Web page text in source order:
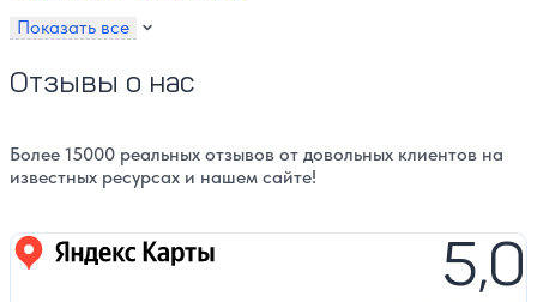
Показать все
Отзывы о нас
Более 15000 реальных отзывов от довольных клиентов на
известных ресурсах и нашем сайте!
Яндекс карты 5,0